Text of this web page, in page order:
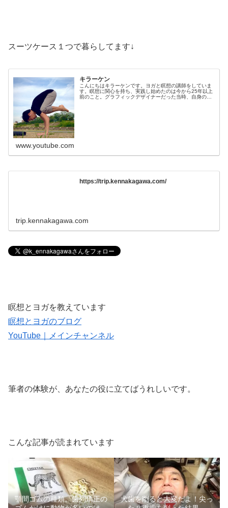
スーツケース１つで暮らしてます↓
キラーケン
こんにちはキラーケンです。ヨガと瞑想の講師をしていま
す。瞑想に関心を持ち、実践し始めたのは今から25年以上
前のこと。グラフィックデザイナーだった当時、自身の生
www.youtube.com
https://trip.kennakagawa.com/
trip.kennakagawa.com
瞑想とヨガを教えています
瞑想とヨガのブログ
YouTube｜メインチャンネル
筆者の体験が、あなたの役に立てばうれしいです。
こんな記事が読まれています
顎間ゴムの種類。歯列矯正の
犬歯を削ると大変だよ！尖っ